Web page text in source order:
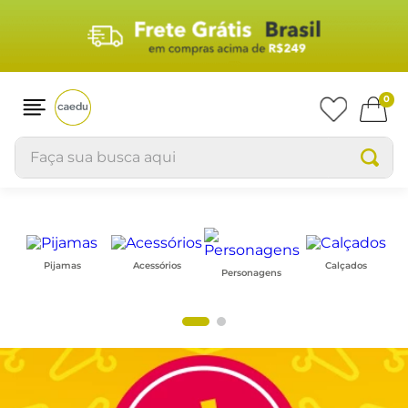
0
Faça sua busca aqui
Pijamas Acessórios
Personagens
Calçados